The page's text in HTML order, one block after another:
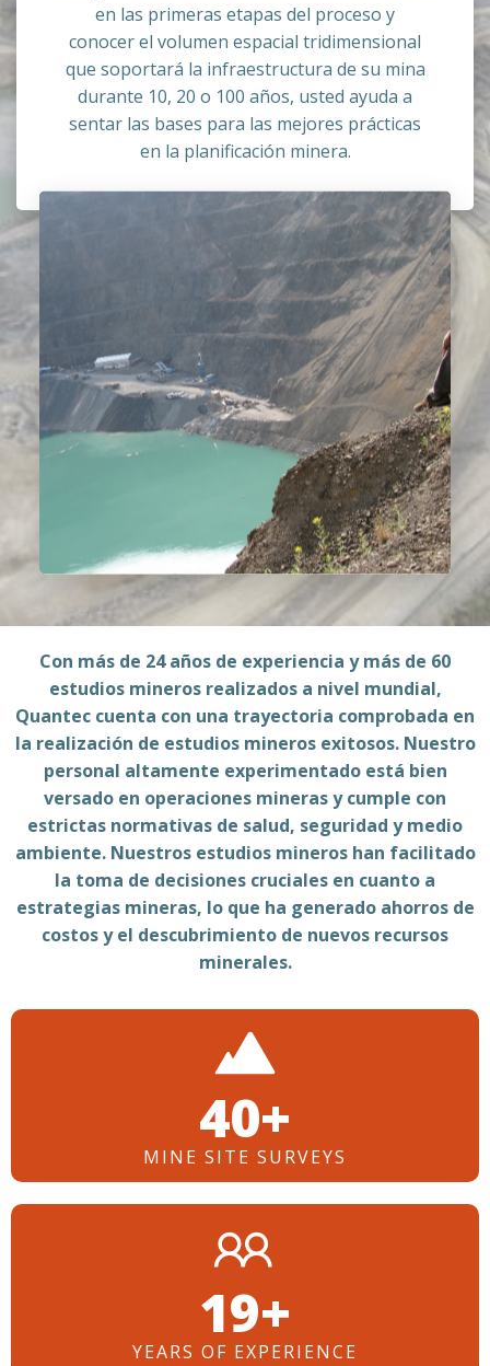
en las primeras etapas del proceso y
conocer el volumen espacial tridimensional
que soportará la infraestructura de su mina
durante 10, 20 o 100 años, usted ayuda a
sentar las bases para las mejores prácticas
en la planificación minera.
Con más de 24 años de experiencia y más de 60
estudios mineros realizados a nivel mundial,
Quantec cuenta con una trayectoria comprobada en
la realización de estudios mineros exitosos. Nuestro
personal altamente experimentado está bien
versado en operaciones mineras y cumple con
estrictas normativas de salud, seguridad y medio
ambiente. Nuestros estudios mineros han facilitado
la toma de decisiones cruciales en cuanto a
estrategias mineras, lo que ha generado ahorros de
costos y el descubrimiento de nuevos recursos
minerales.
54+
MINE SITE SURVEYS
26+
YEARS OF EXPERIENCE